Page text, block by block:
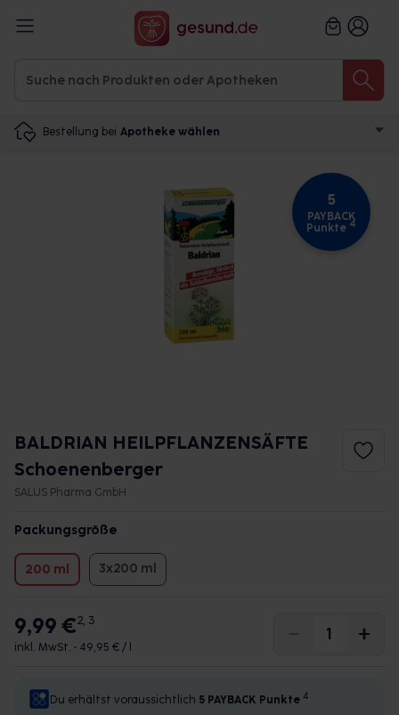
Bestellung bei Apotheke wählen
5
PAYBACK
Punkte 4
BALDRIAN HEILPFLANZENSÄFTE
Schoenenberger
SALUS Pharma GmbH
Packungsgröße
200 ml 3x200 ml
9,99 €2, 3
inkl. MwSt. • 49,95 € / l
Du erhältst voraussichtlich 5 PAYBACK Punkte 4